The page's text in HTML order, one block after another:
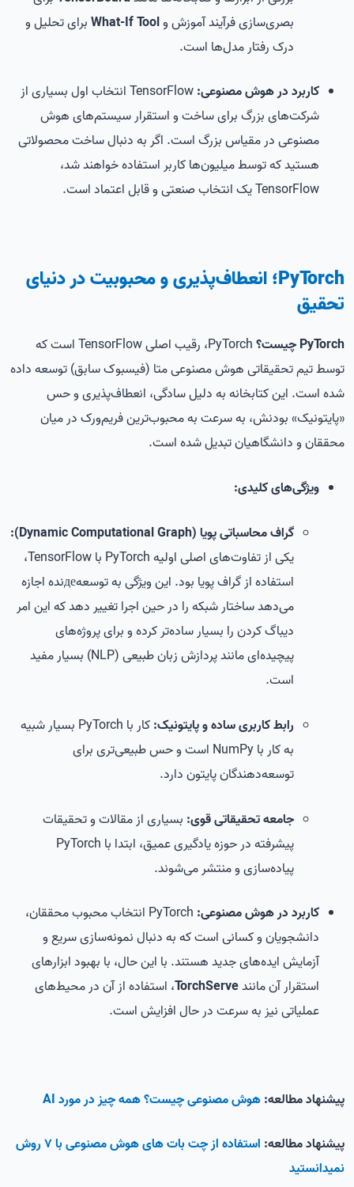
بصری‌سازی فرآیند آموزش وWhat-If Toolبرای تحلیل و
درک رفتار مدل‌ها است.
کاربرد در هوش مصنوعی:
TensorFlow انتخاب اول بسیاری از
شرکت‌های بزرگ برای ساخت و استقرار سیستم‌های هوش
مصنوعی در مقیاس بزرگ است. اگر به دنبال ساخت محصولاتی
هستید که توسط میلیون‌ها کاربر استفاده خواهند شد،
TensorFlow یک انتخاب صنعتی و قابل اعتماد است.
PyTorch؛ انعطاف‌پذیری و محبوبیت در دنیای
تحقیق
PyTorch چیست؟
PyTorch، رقیب اصلی TensorFlow است که
توسط تیم تحقیقاتی هوش مصنوعی متا (فیسبوک سابق) توسعه داده
شده است. این کتابخانه به دلیل سادگی، انعطاف‌پذیری و حس
«پایتونیک» بودنش، به سرعت به محبوب‌ترین فریم‌ورک در میان
محققان و دانشگاهیان تبدیل شده است.
ویژگی‌های کلیدی:
گراف محاسباتی پویا (Dynamic Computational Graph):
یکی از تفاوت‌های اصلی اولیه PyTorch با TensorFlow،
استفاده از گراف پویا بود. این ویژگی به توسعه‌деنده اجازه
می‌دهد ساختار شبکه را در حین اجرا تغییر دهد که این امر
دیباگ کردن را بسیار ساده‌تر کرده و برای پروژه‌های
پیچیده‌ای مانند پردازش زبان طبیعی (NLP) بسیار مفید
است.
رابط کاربری ساده و پایتونیک:
کار با PyTorch بسیار شبیه
به کار با NumPy است و حس طبیعی‌تری برای
توسعه‌دهندگان پایتون دارد.
جامعه تحقیقاتی قوی: بسیاری از مقالات و تحقیقات
پیشرفته در حوزه یادگیری عمیق، ابتدا با PyTorch
پیاده‌سازی و منتشر می‌شوند.
کاربرد در هوش مصنوعی:
PyTorch انتخاب محبوب محققان،
دانشجویان و کسانی است که به دنبال نمونه‌سازی سریع و
آزمایش ایده‌های جدید هستند. با این حال، با بهبود ابزارهای
استقرار آن مانندTorchServe، استفاده از آن در محیط‌های
عملیاتی نیز به سرعت در حال افزایش است.
پیشنهاد مطالعه:هوش مصنوعی چیست؟ همه چیز در مورد AI
پیشنهاد مطالعه:
استفاده از چت بات های هوش مصنوعی با 7 روش
نمیدانستید